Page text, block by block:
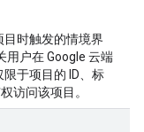
时触发的情境界
用户在 Google 云端
于项目的 ID、标
访问该项目。